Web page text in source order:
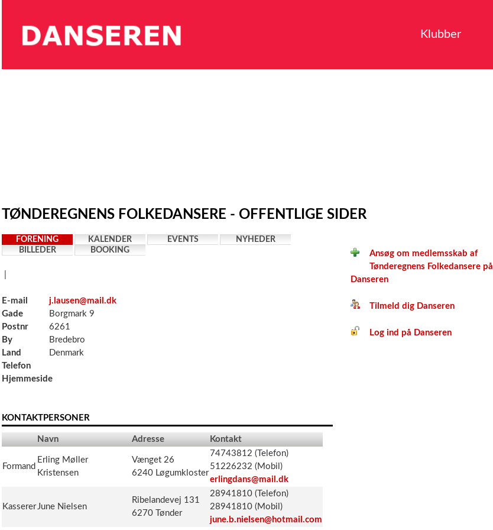
Klubber
TØNDEREGNENS FOLKEDANSERE - OFFENTLIGE SIDER
FORENING KALENDER EVENTS
NYHEDER
BILLEDER
BOOKING
E-mail
j.lausen@mail.dk
Gade
Borgmark 9
Postnr
6261
By
Bredebro
Land
Denmark
Telefon
Hjemmeside
KONTAKTPERSONER
Navn Adresse Kontakt
Formand
Erling Møller
Kristensen
Vænget 26
6240 Løgumkloster
74743812 (Telefon)
51226232 (Mobil)
erlingdans@mail.dk
KassererJune Nielsen
Ribelandevej 131
6270 Tønder
28941810 (Telefon)
28941810 (Mobil)
june.b.nielsen@hotmail.com
Ansøg om medlemsskab af
Tønderegnens Folkedansere på
Danseren
Tilmeld dig Danseren
Log ind på Danseren